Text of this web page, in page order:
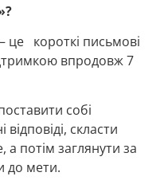
це короткі письмові
впродовж 7
собі
скласти
потім заглянути за
до мети.